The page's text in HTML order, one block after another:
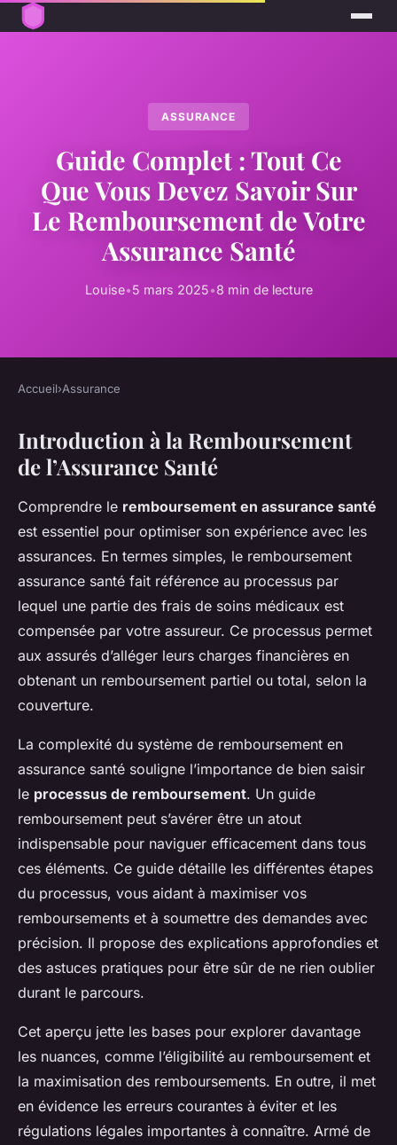
ASSURANCE
Guide Complet : Tout Ce
Que Vous Devez Savoir Sur
Le Remboursement de Votre
Assurance Santé
Louise•5 mars 2025•8 min de lecture
Accueil›Assurance
Introduction à la Remboursement
de l’Assurance Santé
Comprendre le remboursement en assurance santé
est essentiel pour optimiser son expérience avec les
assurances. En termes simples, le remboursement
assurance santé fait référence au processus par
lequel une partie des frais de soins médicaux est
compensée par votre assureur. Ce processus permet
aux assurés d’alléger leurs charges financières en
obtenant un remboursement partiel ou total, selon la
couverture.
La complexité du système de remboursement en
assurance santé souligne l’importance de bien saisir
le processus de remboursement. Un guide
remboursement peut s’avérer être un atout
indispensable pour naviguer efficacement dans tous
ces éléments. Ce guide détaille les différentes étapes
du processus, vous aidant à maximiser vos
remboursements et à soumettre des demandes avec
précision. Il propose des explications approfondies et
des astuces pratiques pour être sûr de ne rien oublier
durant le parcours.
Cet aperçu jette les bases pour explorer davantage
les nuances, comme l’éligibilité au remboursement et
la maximisation des remboursements. En outre, il met
en évidence les erreurs courantes à éviter et les
régulations légales importantes à connaître. Armé de